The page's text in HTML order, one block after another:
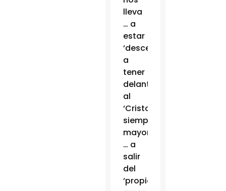
lleva
… a
estar
‘descentrados’,
a
tener
delante
al
‘Cristo
siempre
mayor’,
… a
salir
del
‘propio